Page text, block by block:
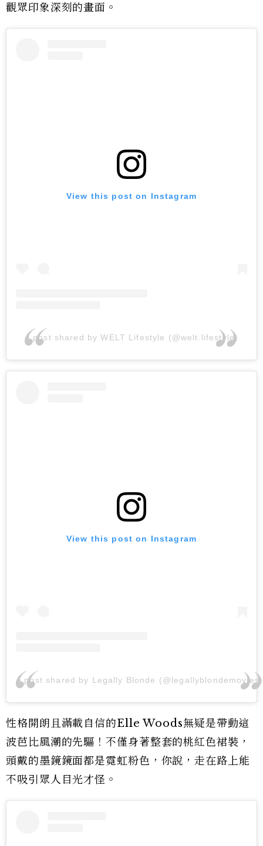
觀眾印象深刻的畫面。
View this post on Instagram
A post shared by WELT Lifestyle (@welt.lifestyle)
View this post on Instagram
A post shared by Legally Blonde (@legallyblondemovies)
性格開朗且滿載自信的Elle Woods無疑是帶動這
波芭比風潮的先驅！不僅身著整套的桃紅色裙裝，
頭戴的墨鏡鏡面都是霓虹粉色，你說，走在路上能
不吸引眾人目光才怪。